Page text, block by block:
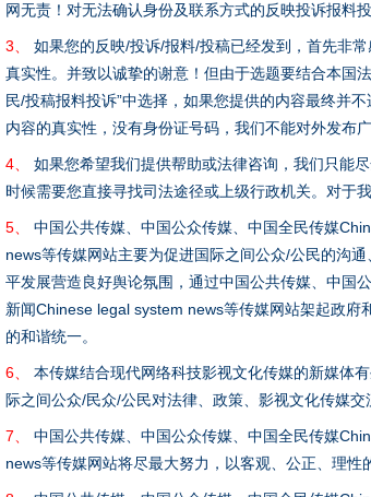
网无责！对无法确认身份及联系方式的反映投诉报料
3、
如果您的反映/投诉/报料/投稿已经发到，首先非
真实性。并致以诚挚的谢意！但由于选题要结合本国
民/投稿报料投诉”中选择，如果您提供的内容最终并
内容的真实性，没有身份证号码，我们不能对外发布
4、
如果您希望我们提供帮助或法律咨询，我们只能
时候需要您直接寻找司法途径或上级行政机关。对于
5、
中国公共传媒、中国公众传媒、中国全民传媒
news等传媒网站主要为促进国际之间公众/公民的沟
平发展营造良好舆论氛围，通过中国公共传媒、中国
新闻Chinese legal system news等传媒网站架起政
的和谐统一。
6、
本传媒结合现代网络科技影视文化传媒的新媒体
际之间公众/民众/公民对法律、政策、影视文化传媒交
7、
中国公共传媒、中国公众传媒、中国全民传媒
news等传媒网站将尽最大努力，以客观、公正、理性
完善运行机制助力责任有效落实